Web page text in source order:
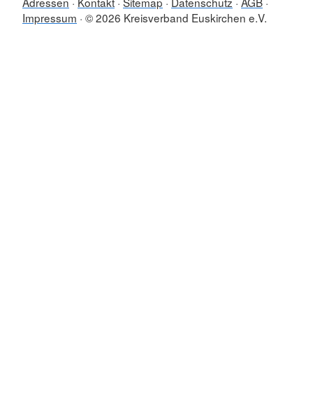
Impressum © 2026 Kreisverband Euskirchen e.V.